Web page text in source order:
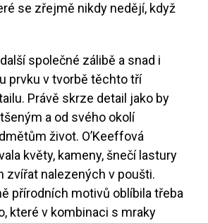
se zřejmě nikdy nedějí, když
společné zálibě a snad i
prvku v tvorbě těchto tří
Právě skrze detail jako by
a od svého okolí
život. O’Keeffová
květy, kameny, šnečí lastury
zvířat nalezených v poušti.
přírodních motivů oblíbila třeba
které v kombinaci s mraky